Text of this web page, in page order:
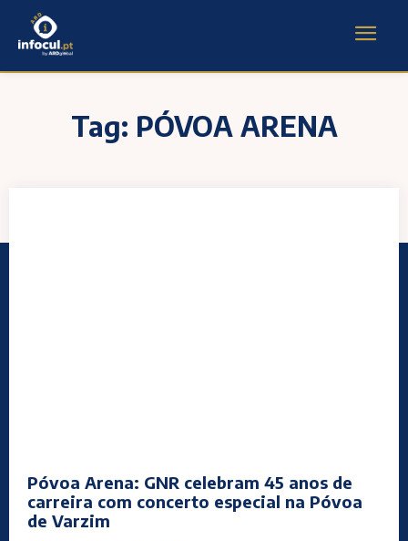
Tag: PÓVOA ARENA
Póvoa Arena: GNR celebram 45 anos de
carreira com concerto especial na Póvoa
de Varzim